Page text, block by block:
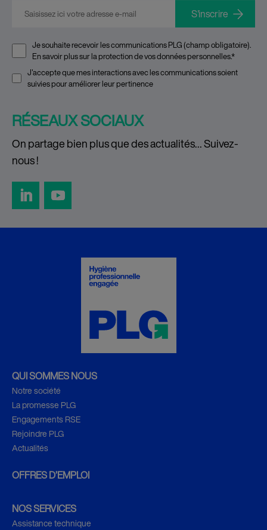
E-mail*
Je souhaite recevoir les communications PLG (champ obligatoire).
En savoir plus sur laprotection de vos données personnelles.*
J'accepte que mes interactions avec les communications soient
suivies pour améliorer leur pertinence
RÉSEAUX SOCIAUX
On partage bien plus que des actualités… Suivez-
nous !
QUI SOMMES NOUS
Notre société
La promesse PLG
Engagements RSE
Rejoindre PLG
Actualités
OFFRES D’EMPLOI
NOS SERVICES
Assistance technique